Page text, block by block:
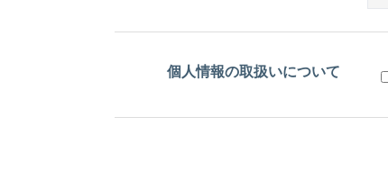
個人情報の取扱いについて